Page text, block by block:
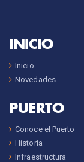
INICIO
Inicio
Novedades
PUERTO
Conoce el Puerto
Historia
Infraestructura